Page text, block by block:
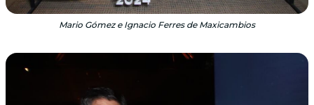
Mario Gómez e Ignacio Ferres de Maxicambios